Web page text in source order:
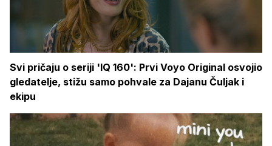
Svi pričaju o seriji 'IQ 160': Prvi Voyo Original osvojio
gledatelje, stižu samo pohvale za Dajanu Čuljak i
ekipu